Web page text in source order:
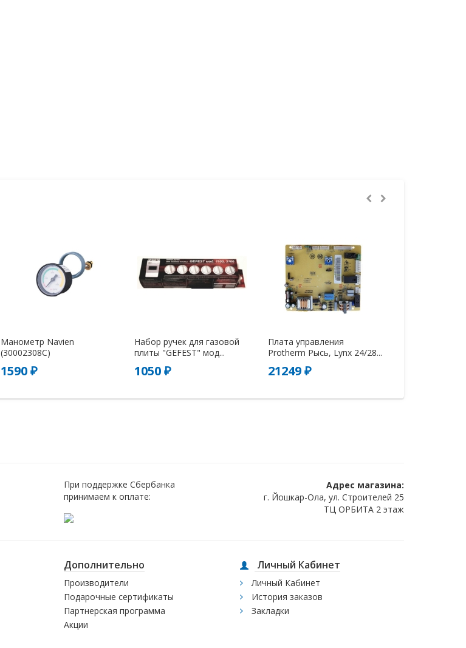
Манометр Navien
(30002308C)
1590 ₽
Набор ручек для газовой
плиты "GEFEST" мод...
1050 ₽
Плата управления
Protherm Рысь, Lynx 24/28...
21249 ₽
При поддержке Сбербанка
принимаем к оплате:
Адрес магазина:
г. Йошкар-Ола, ул. Строителей 25
ТЦ ОРБИТА 2 этаж
Дополнительно
Производители
Подарочные сертификаты
Партнерская программа
Акции
Личный Кабинет
Личный Кабинет
История заказов
Закладки